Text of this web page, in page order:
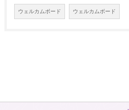
ウェルカムボード ウェルカムボード